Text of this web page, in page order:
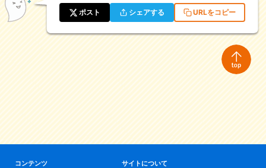
ポスト シェアする URLをコピー
コンテンツ サイトについて